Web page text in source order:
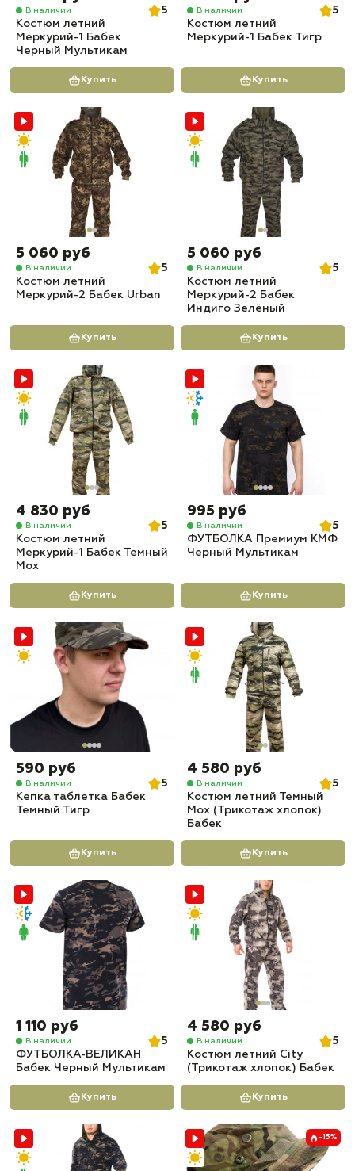
В наличии
5
Костюм летний
Меркурий-1 Бабек
Черный Мультикам
Купить
В наличии
5
Костюм летний
Меркурий-1 Бабек Тигр
Купить
5 060 руб
В наличии
5
Костюм летний
Меркурий-2 Бабек Urban
Купить
5 060 руб
В наличии
5
Костюм летний
Меркурий-2 Бабек
Индиго Зелёный
Купить
4 830 руб
В наличии
5
Костюм летний
Меркурий-1 Бабек Темный
Мох
Купить
995 руб
В наличии
5
ФУТБОЛКА Премиум КМФ
Черный Мультикам
Купить
590 руб
В наличии
5
Кепка таблетка Бабек
Темный Тигр
Купить
4 580 руб
В наличии
5
Костюм летний Темный
Мох (Трикотаж хлопок)
Бабек
Купить
1 110 руб
В наличии
5
ФУТБОЛКА-ВЕЛИКАН
Бабек Черный Мультикам
Купить
4 580 руб
В наличии
5
Костюм летний City
(Трикотаж хлопок) Бабек
Купить
-15%